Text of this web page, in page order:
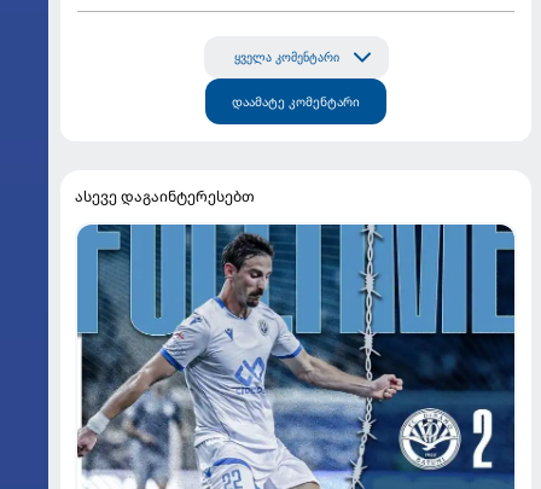
ყველა კომენტარი
დაამატე კომენტარი
ასევე დაგაინტერესებთ